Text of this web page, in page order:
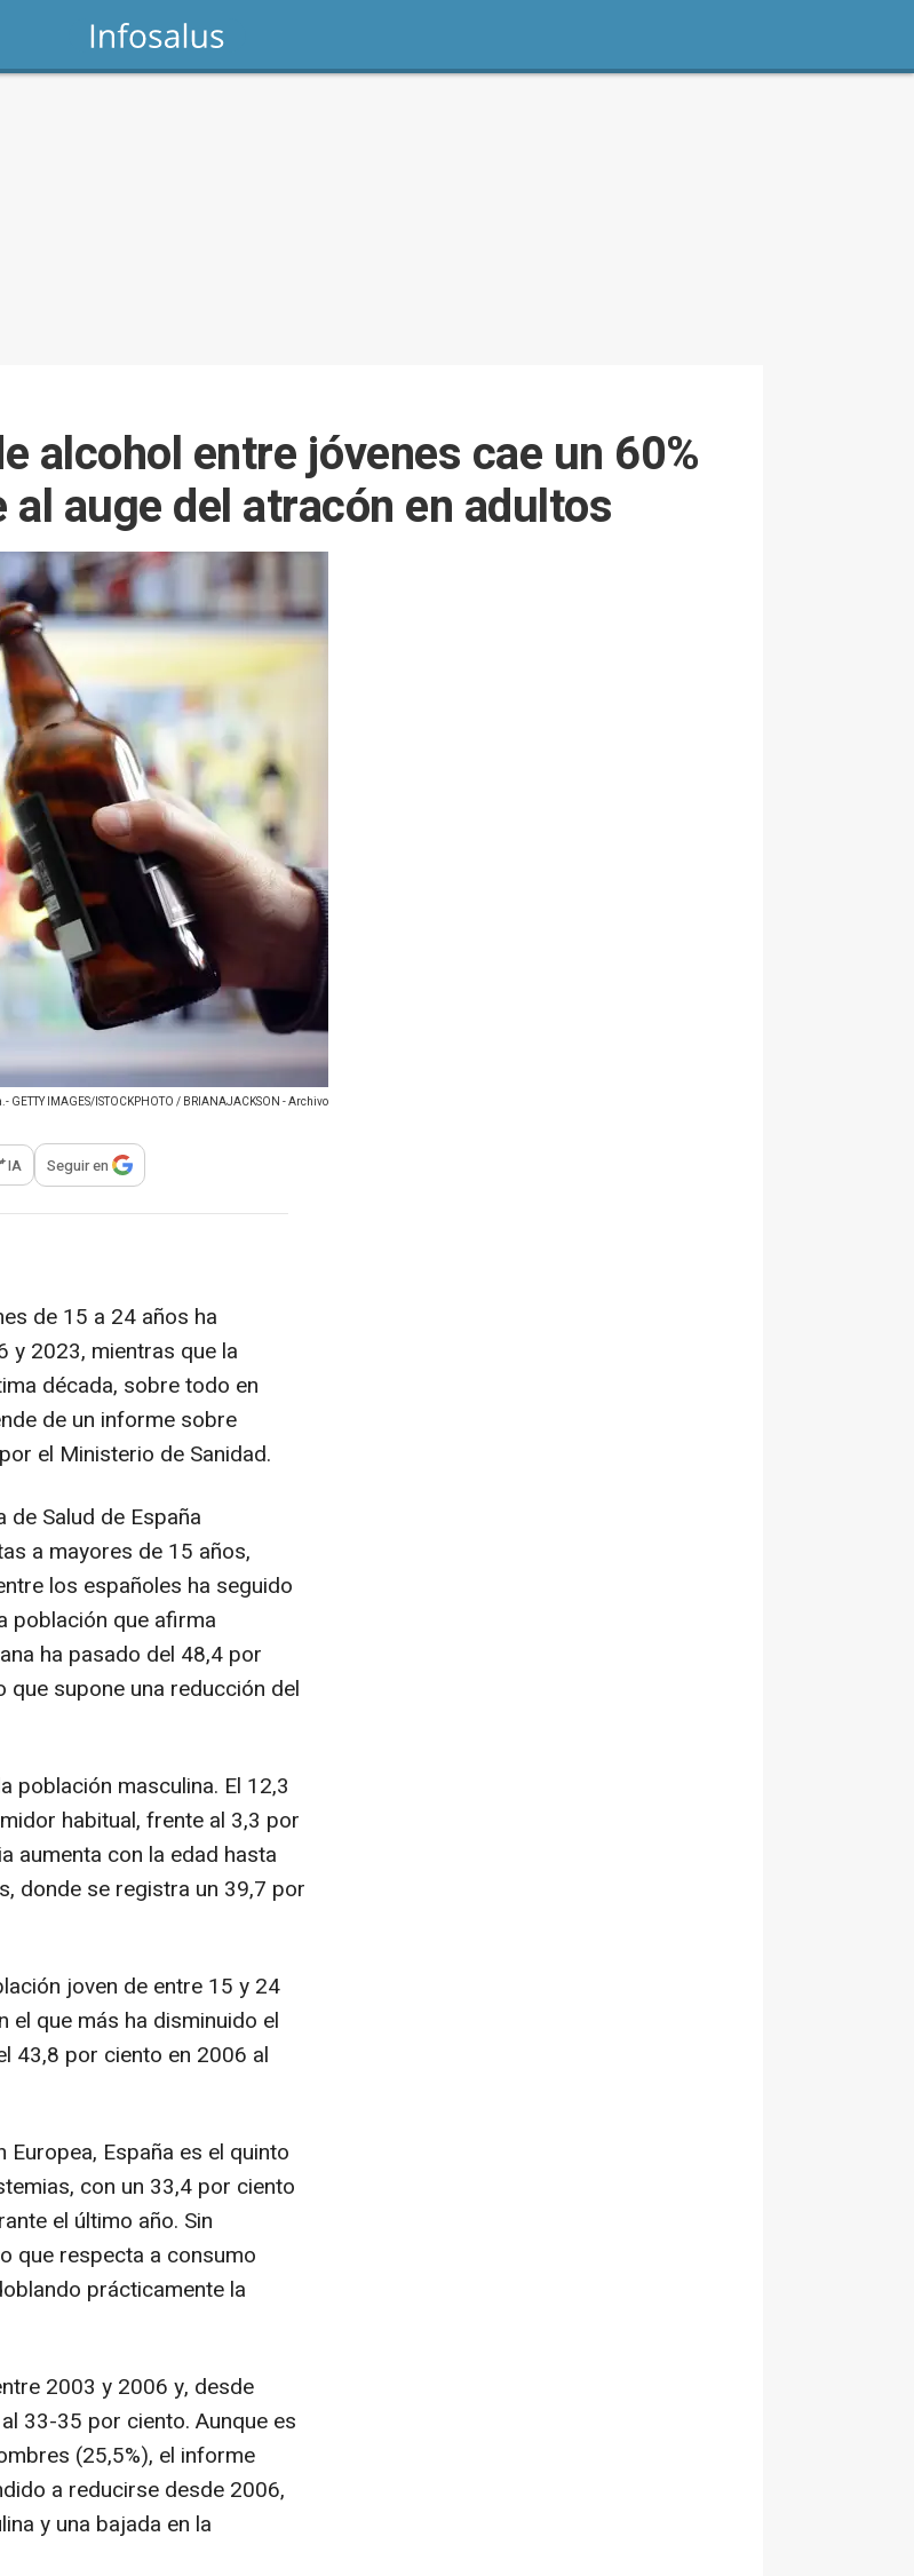
alcohol entre jóvenes cae un 60%
auge del atracón en adultos
GETTY IMAGES/ISTOCKPHOTO / BRIANAJACKSON - Archivo
para compartir
IA Seguir en
de 15 a 24 años ha
y 2023, mientras que la
década, sobre todo en
de un informe sobre
el Ministerio de Sanidad.
Salud de España
a mayores de 15 años,
los españoles ha seguido
población que afirma
ha pasado del 48,4 por
supone una reducción del
población masculina. El 12,3
habitual, frente al 3,3 por
aumenta con la edad hasta
donde se registra un 39,7 por
joven de entre 15 y 24
el que más ha disminuido el
43,8 por ciento en 2006 al
España es el quinto
con un 33,4 por ciento
el último año. Sin
que respecta a consumo
prácticamente la
2003 y 2006 y, desde
33-35 por ciento. Aunque es
(25,5%), el informe
a reducirse desde 2006,
y una bajada en la